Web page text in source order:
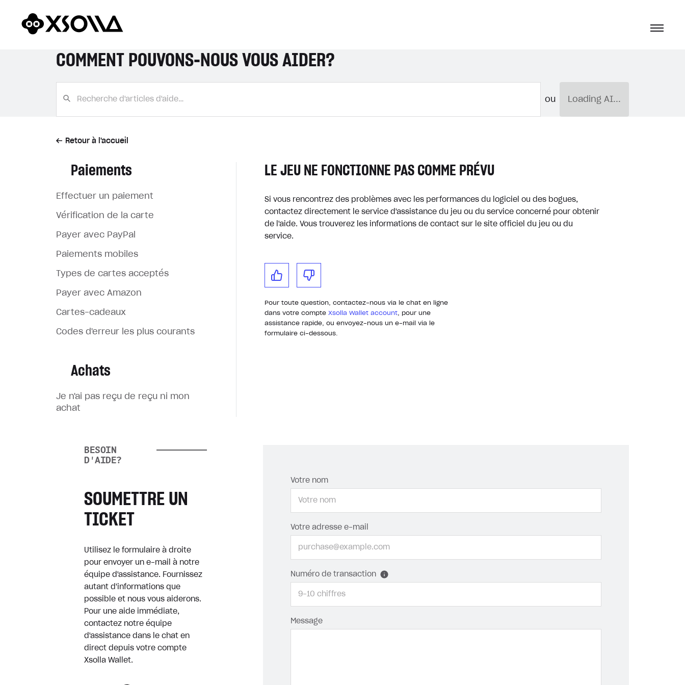
COMMENT POUVONS-NOUS VOUS AIDER?
ou Loading AI...
Retour à l'accueil
Paiements
Effectuer un paiement
Vérification de la carte
Payer avec PayPal
Paiements mobiles
Types de cartes acceptés
Payer avec Amazon
Cartes-cadeaux
Codes d'erreur les plus courants
Achats
Je n'ai pas reçu de reçu ni mon
achat
J'ai passé une commande pour
le mauvais compte
comme prévu
Remboursements
Remboursement de mon achat
numérique
Remboursement d'un produit
physique
Reçus
LE JEU NE FONCTIONNE PAS COMME PRÉVU
Si vous rencontrez des problèmes avec les performances du logiciel ou des bogues,
contactez directement le service d'assistance du jeu ou du service concerné pour obtenir
de l'aide. Vous trouverez les informations de contact sur le site officiel du jeu ou du
service.
Pour toute question, contactez-nous via le chat en ligne
dans votre compteXsolla Wallet account , pour une
assistance rapide, ou envoyez-nous un e-mail via le
formulaire ci-dessous.
BESOIN
D'AIDE?
SOUMETTRE UN
TICKET
Utilisez le formulaire à droite
pour envoyer un e-mail à notre
équipe d'assistance. Fournissez
autant d'informations que
possible et nous vous aiderons.
Pour une aide immédiate,
contactez notre équipe
d'assistance dans le chat en
direct depuis votre compte
Xsolla Wallet.
Votre nom
Votre adresse e-mail
Numéro de transaction
Message